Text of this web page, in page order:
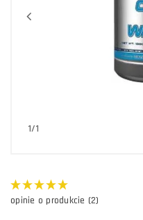
1/1
opinie o produkcie (2)